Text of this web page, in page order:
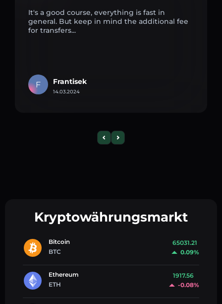
It's a good course, everything is fast in
general. But keep in mind the additional fee
for transfers...
F Frantisek
14.03.2024
Kryptowährungsmarkt
Bitcoin
BTC
65031.21
0.09%
Ethereum
ETH
1917.56
-0.08%